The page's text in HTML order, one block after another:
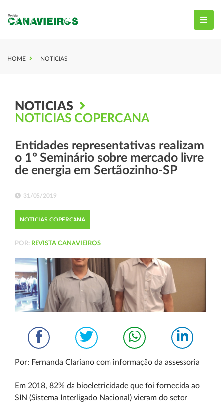
HOME NOTICIAS
NOTICIAS
NOTICIAS COPERCANA
Entidades representativas realizam
o 1º Seminário sobre mercado livre
de energia em Sertãozinho-SP
31/05/2019
NOTICIAS COPERCANA
POR: REVISTA CANAVIEIROS
Por: Fernanda Clariano com informação da assessoria
Em 2018, 82% da bioeletricidade que foi fornecida ao
SIN (Sistema Interligado Nacional) vieram do setor